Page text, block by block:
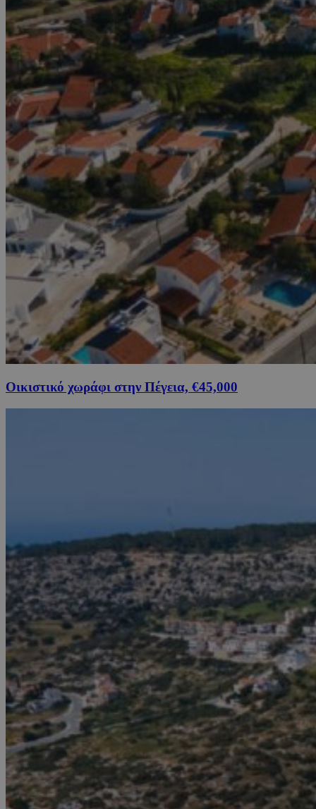
Οικιστικό χωράφι στην Πέγεια, €45,000